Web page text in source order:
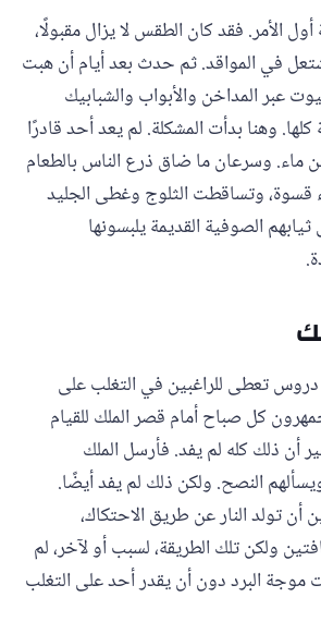
أول الأمر. فقد كان الطقس لا يزال مقبولًا،
في المواقد. ثم حدث بعد أيام أن هبت
عبر المداخن والأبواب والشبابيك
وهنا بدأت المشكلة. لم يعد أحد قادرًا
وسرعان ما ضاق ذرع الناس بالطعام
قسوة، وتساقطت الثلوج وغطى الجليد
الصوفية القديمة يلبسونها
دروس تعطى للراغبين في التغلب على
كل صباح أمام قصر الملك للقيام
أن ذلك كله لم يفد. فأرسل الملك
النصح. ولكن ذلك لم يفد أيضًا.
أن تولد النار عن طريق الاحتكاك،
ولكن تلك الطريقة، لسبب أو لآخر، لم
موجة البرد دون أن يقدر أحد على التغلب